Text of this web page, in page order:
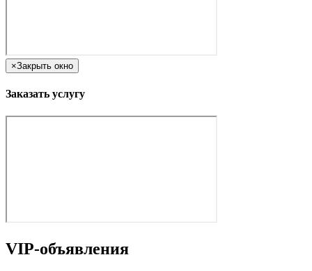
×Закрыть окно
Заказать услугу
VIP-объявления